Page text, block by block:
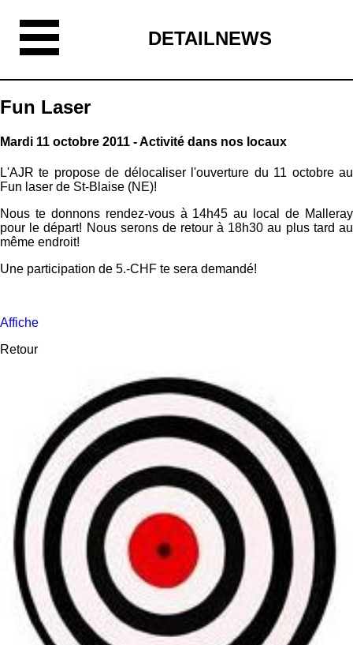
DETAILNEWS
Fun Laser
Mardi 11 octobre 2011 - Activité dans nos locaux
L'AJR te propose de délocaliser l'ouverture du 11 octobre au
Fun laser de St-Blaise (NE)!
Nous te donnons rendez-vous à 14h45 au local de Malleray
pour le départ! Nous serons de retour à 18h30 au plus tard au
même endroit!
Une participation de 5.-CHF te sera demandé!
Affiche
Retour